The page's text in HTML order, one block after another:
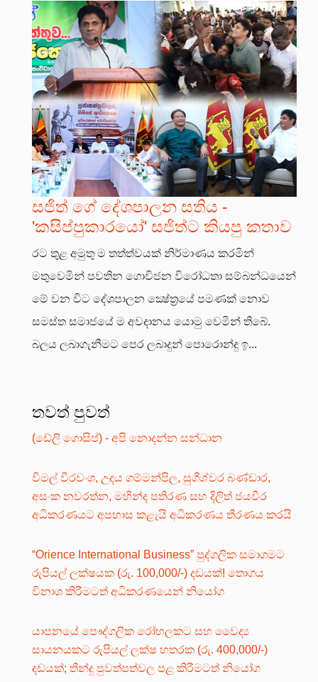
සජිත් ගේ දේශපාලන සතිය -
'කසිප්පුකාරයෝ' සජිත්ට කියපු කතාව
රට තුළ අමුතු ම තත්ත්වයක් නිර්මාණය කරමින්
මතුවෙමින් පවතින ගොවිජන විරෝධතා සම්බන්ධයෙන්
මේ වන විට දේශපාලන ක්‍ෂේත්‍රයේ පමණක් නොව
සමස්ත සමාජයේ ම අවදානය යොමු වෙමින් තිබේ.
බලය ලබාගැනීමට පෙර ලබාදුන් පොරොන්දු ඉ...
තවත් පුවත්
(ඩේලි ගොසිප්) - අපි නොදන්න සන්ධාන
විමල් වීරවංශ, උදය ගම්මන්පිල, සුගීශ්වර බණ්ඩාර,
අසංක නවරත්න, මහින්ද පතිරණ සහ දිලිත් ජයවීර
අධිකරණයට අපහාස කළැයි අධිකරණය තීරණය කරයි
“Orience International Business” පුද්ගලික සමාගමට
රුපියල් ලක්ෂයක (රු. 100,000/-) දඩයක්! තොගය
විනාශ කිරීමටත් අධිකරණයෙන් නියෝග
යාපනයේ පෞද්ගලික රෝහලකට සහ වෛද්‍ය
සායනයකට රුපියල් ලක්ෂ හතරක (රු. 400,000/-)
දඩයක්; තීන්දු පුවත්පත්වල පළ කිරීමටත් නියෝග